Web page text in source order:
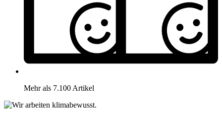
Mehr als 7.100 Artikel